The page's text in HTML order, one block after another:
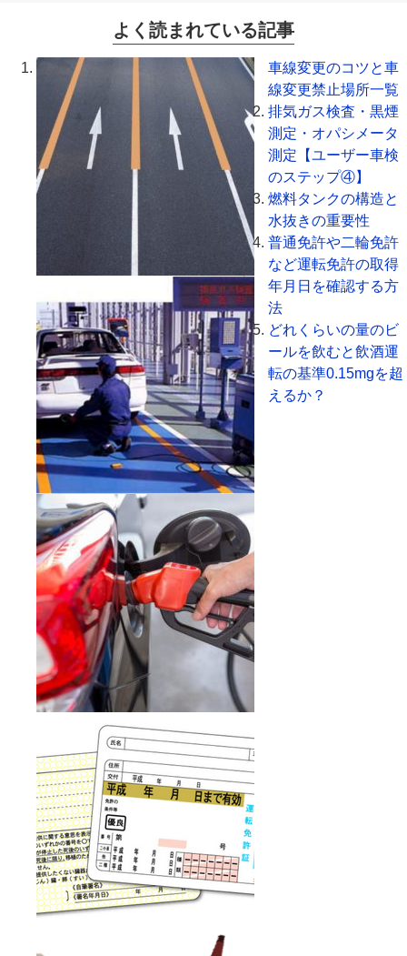
よく読まれている記事
車線変更のコツと車
線変更禁止場所一覧
排気ガス検査・黒煙
測定・オパシメータ
測定【ユーザー車検
のステップ④】
燃料タンクの構造と
水抜きの重要性
普通免許や二輪免許
など運転免許の取得
年月日を確認する方
法
どれくらいの量のビ
ールを飲むと飲酒運
転の基準0.15mgを超
えるか？